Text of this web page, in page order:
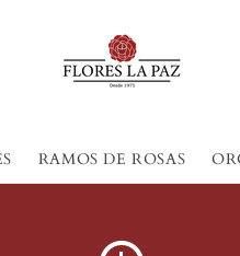
RAMOS DE ROSAS